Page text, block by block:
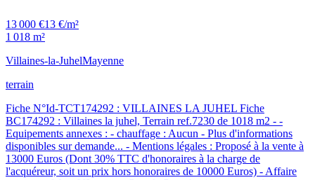
13 000 €13 €/m²
1 018 m²
Villaines-la-JuhelMayenne
terrain
Fiche N°Id-TCT174292 : VILLAINES LA JUHEL Fiche
BC174292 : Villaines la juhel, Terrain ref.7230 de 1018 m2 - -
Equipements annexes : - chauffage : Aucun - Plus d'informations
disponibles sur demande... - Mentions légales : Proposé à la vente à
13000 Euros (Dont 30% TTC d'honoraires à la charge de
l'acquéreur, soit un prix hors honoraires de 10000 Euros) - Affaire